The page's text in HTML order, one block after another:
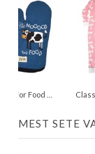
In the Mood for Food Oven Mitt
MEST SETE